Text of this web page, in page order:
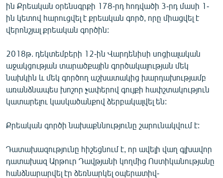
ին Քրեական օրենսգրքի 178-րդ հոդվածի 3-րդ մասի 1-
ին կետով հարուցվել է քրեական գործ, որը միացվել է
վերոնշյալ քրեական գործին:
2018թ. դեկտեմբերի 12-ին Վարդենիսի սոցիալական
աջակցության տարածքային գործակալության մեկ
նախկին և մեկ գործող աշխատակից խարդախությամբ
առանձնապես խոշոր չափերով գույքի հափշտակություն
կատարելու կասկածանքով ձերբակալվել են:
Քրեական գործի նախաքննությունը շարունակվում է:
Դատախազությունը հիշեցնում է, որ ավելի վաղ գլխավոր
դատախազ Արթուր Դավթյանի կողմից Ոստիկանությանը
հանձնարարվել էր ձեռնարկել օպերատիվ-